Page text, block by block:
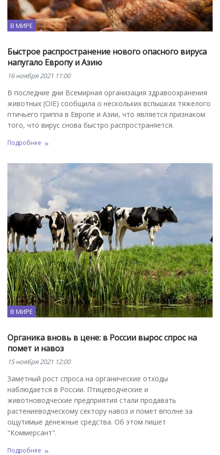
В МИРЕ
Быстрое распространение нового опасного вируса
напугало Европу и Азию
16 ноября 2021 11:00
В последние дни Всемирная организация здравоохранения
животных (OIE) сообщила о нескольких вспышках тяжелого
птичьего гриппа в Европе и Азии, что является признаком
того, что вирус снова быстро распространяется.
Подробнее
В МИРЕ
Органика вновь в цене: в России вырос спрос на
помет и навоз
15 ноября 2021 12:00
Заметный рост спроса на органические отходы
наблюдается в России. Птицеводческие и
животноводческие предприятия стали продавать
растениеводческому сектору навоз и помет вполне за
ощутимые денежные средства. Об этом пишет
"Коммерсант".
Подробнее